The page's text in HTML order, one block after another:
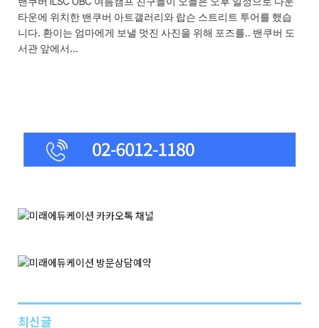
타운에 위치한 밴쿠버 아트갤러리와 랍슨 스트리트 투어를 했습
니다. 환이는 엄마에게 보낼 멋진 사진을 위해 포즈를.. 밴쿠버 도
서관 앞에서…
최신글